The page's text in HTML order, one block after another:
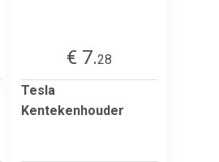
€ 7.28
Tesla
Kentekenhouder